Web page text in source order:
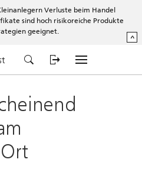
Verluste beim Handel
sind hoch risikoreiche Produkte
geeignet.
^